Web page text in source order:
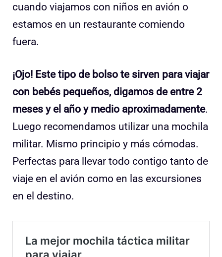
cuando viajamos con niños en avión o
estamos en un restaurante comiendo
fuera.
¡Ojo! Este tipo de bolso te sirven para viajar
con bebés pequeños, digamos de entre 2
meses y el año y medio aproximadamente.
Luego recomendamos utilizar una mochila
militar. Mismo principio y más cómodas.
Perfectas para llevar todo contigo tanto de
viaje en el avión como en las excursiones
en el destino.